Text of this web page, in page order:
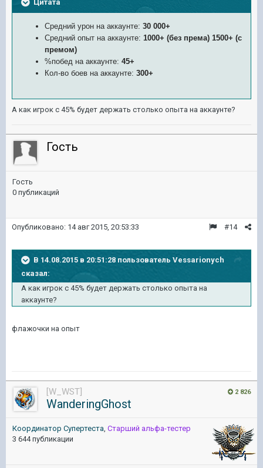
Цитата
Средний урон на аккаунте: 30 000+
Средний опыт на аккаунте: 1000+ (без према) 1500+ (с
премом)
%побед на аккаунте: 45+
Кол-во боев на аккаунте: 300+
А как игрок с 45% будет держать столько опыта на аккаунте?
Гость
Гость
0 публикаций
#14
Опубликовано: 14 авг 2015, 20:53:33
В 14.08.2015 в 20:51:28 пользователь Vessarionych
сказал:
А как игрок с 45% будет держать столько опыта на
аккаунте?
флажочки на опыт
2 826
[W_WST]
WanderingGhost
Координатор Cупертеста Старший альфа-тестер
3 644 публикации